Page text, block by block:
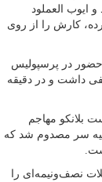
ایوب العملود
کارش را از روی
حضور در پرسپولیس
داشت و در دقیقه
بلانکو مهاجم
سر مصدوم شد که
نصف‌ونیمه‌ای را